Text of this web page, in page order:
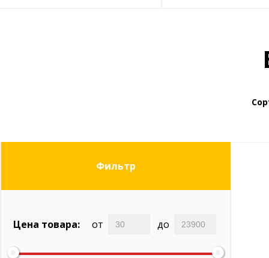
Фильтр
Цена товара: от до